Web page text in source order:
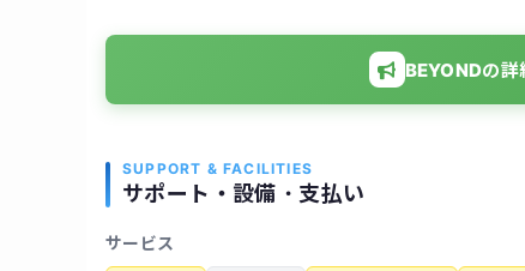
BEYONDの詳
SUPPORT & FACILITIES
サポート・設備・支払い
サービス